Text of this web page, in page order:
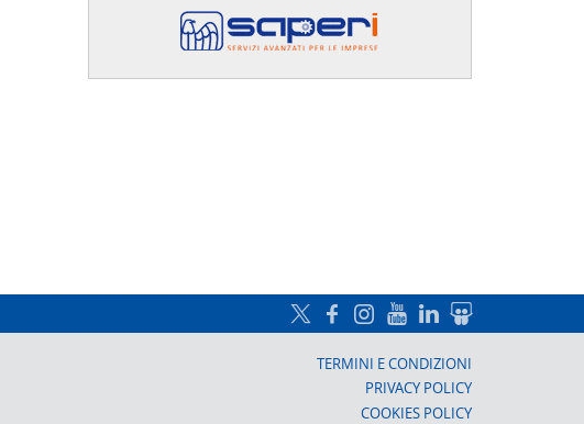
TERMINI E CONDIZIONI
PRIVACY POLICY
COOKIES POLICY